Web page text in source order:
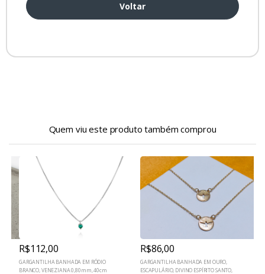
Voltar
Quem viu este produto também comprou
R$112,00
GARGANTILHA BANHADA EM RÓDIO
BRANCO, VENEZIANA 0,80mm, 40cm
R$86,00
GARGANTILHA BANHADA EM OURO,
ESCAPULÁRIO, DIVINO ESPÍRITO SANTO,